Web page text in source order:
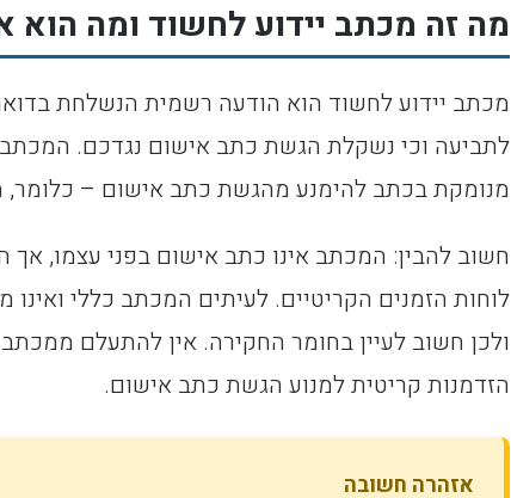
מה זה מכתב יידוע לחשוד ומה הוא
מכתב יידוע לחשוד הוא הודעה רשמית הנשלחת
מנומקת בכתב להימנע מהגשת כתב אישום – כלומר,
חשוב להבין: המכתב אינו כתב אישום בפני עצמו,
לוחות הזמנים הקריטיים. לעיתים המכתב כללי
ולכן חשוב לעיין בחומר החקירה. אין להתעלם
הזדמנות קריטית למנוע הגשת כתב אישום.
אזהרה חשובה